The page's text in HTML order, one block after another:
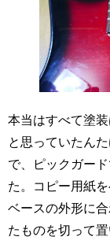
本当はすべて塗
と思っていたん
で、ピックガー
た。コピー用紙
ベースの外形に
たものを切って置